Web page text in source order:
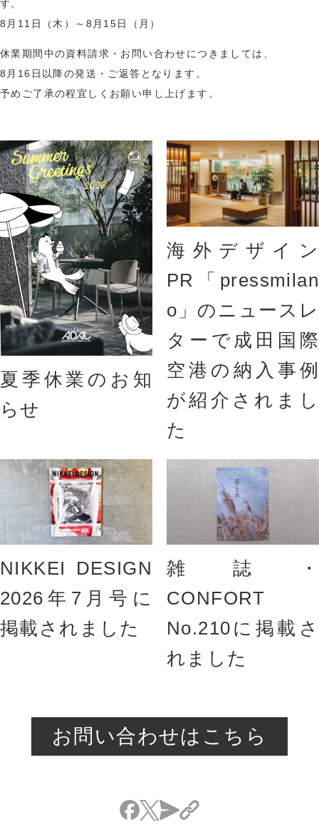
す。
8月11日（木）～8月15日（月）
休業期間中の資料請求・お問い合わせにつきましては、
8月16日以降の発送・ご返答となります。
予めご了承の程宜しくお願い申し上げます。
夏季休業のお知
らせ
海外デザイン
PR「pressmilan
o」のニュースレ
ターで成田国際
空港の納入事例
が紹介されまし
た
NIKKEI DESIGN
2026年7月号に
掲載されました
雑誌・
CONFORT
No.210に掲載さ
れました
お問い合わせはこちら